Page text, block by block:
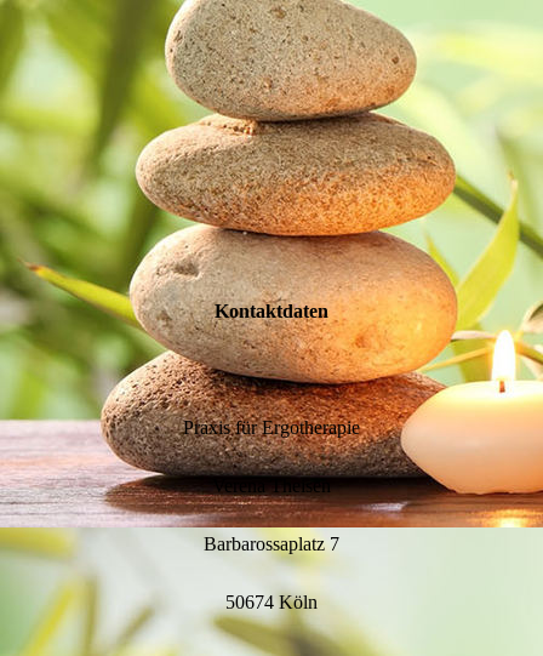
Kontaktdaten
Praxis für Ergotherapie
Verena Theisen
Barbarossaplatz 7
50674 Köln